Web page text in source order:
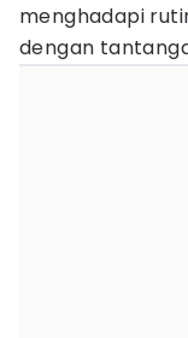
menghadapi
dengan